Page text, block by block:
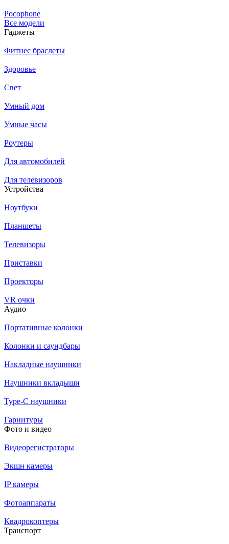
Pocophone
Все модели
Гаджеты
Фитнес браслеты
Здоровье
Свет
Умный дом
Умные часы
Роутеры
Для автомобилей
Для телевизоров
Устройства
Ноутбуки
Планшеты
Телевизоры
Приставки
Проекторы
VR очки
Аудио
Портативные колонки
Колонки и саундбары
Накладные наушники
Наушники вкладыши
Type-C наушники
Гарнитуры
Фото и видео
Видеорегистраторы
Экшн камеры
IP камеры
Фотоаппараты
Квадрокоптеры
Транспорт